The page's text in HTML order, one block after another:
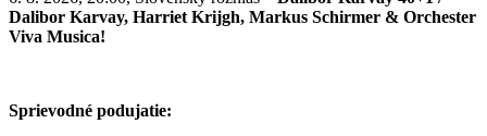
Dalibor Karvay, Harriet Krijgh, Markus Schirmer & Orchester
Viva Musica!
Sprievodné podujatie: